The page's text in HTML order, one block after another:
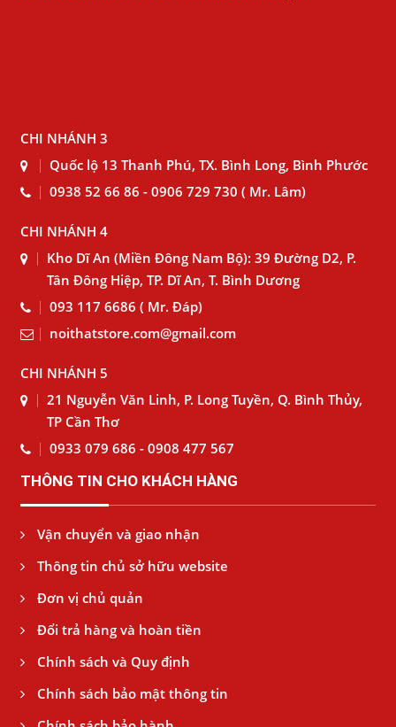
CHI NHÁNH 3
Quốc lộ 13 Thanh Phú, TX. Bình Long, Bình Phước
0938 52 66 86 - 0906 729 730 ( Mr. Lâm)
CHI NHÁNH 4
Kho Dĩ An (Miền Đông Nam Bộ): 39 Đường D2, P.
Tân Đông Hiệp, TP. Dĩ An, T. Bình Dương
093 117 6686 ( Mr. Đáp)
noithatstore.com@gmail.com
CHI NHÁNH 5
21 Nguyễn Văn Linh, P. Long Tuyền, Q. Bình Thủy,
TP Cần Thơ
0933 079 686 - 0908 477 567
THÔNG TIN CHO KHÁCH HÀNG
Vận chuyển và giao nhận
Thông tin chủ sở hữu website
Đơn vị chủ quản
Đổi trả hàng và hoàn tiền
Chính sách và Quy định
Chính sách bảo mật thông tin